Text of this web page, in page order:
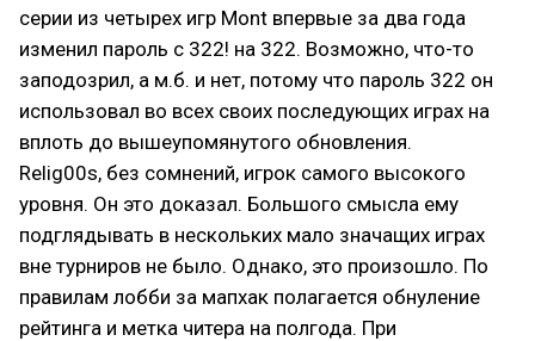
серии из четырех игр Mont впервые за два года
изменил пароль с 322! на 322. Возможно, что-то
заподозрил, а м.б. и нет, потому что пароль 322 он
использовал во всех своих последующих играх на
вплоть до вышеупомянутого обновления.
Relig00s, без сомнений, игрок самого высокого
уровня. Он это доказал. Большого смысла ему
подглядывать в нескольких мало значащих играх
вне турниров не было. Однако, это произошло. По
правилам лобби за мапхак полагается обнуление
рейтинга и метка читера на полгода. При